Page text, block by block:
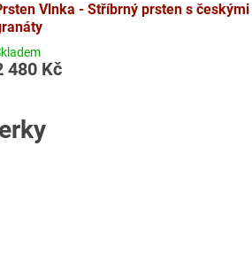
Vlnka - Stříbrný prsten s českými
480 Kč